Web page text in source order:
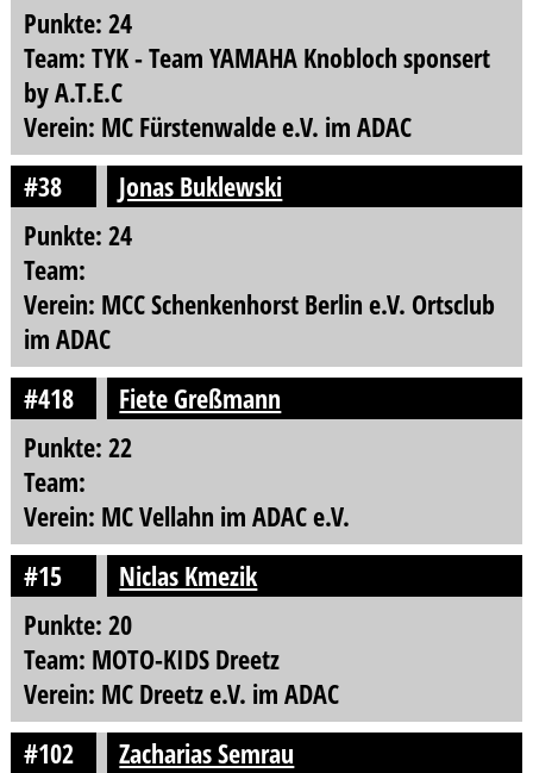
Punkte: 24
Team: TYK - Team YAMAHA Knobloch sponsert
by A.T.E.C
Verein: MC Fürstenwalde e.V. im ADAC
#38
Jonas Buklewski
Punkte: 24
Team:
Verein: MCC Schenkenhorst Berlin e.V. Ortsclub
im ADAC
#418
Fiete Greßmann
Punkte: 22
Team:
Verein: MC Vellahn im ADAC e.V.
#15
Niclas Kmezik
Punkte: 20
Team: MOTO-KIDS Dreetz
Verein: MC Dreetz e.V. im ADAC
#102
Zacharias Semrau